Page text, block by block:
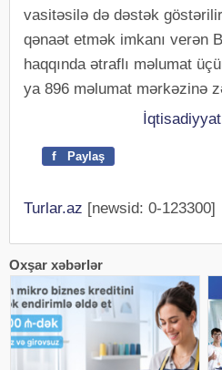
vasitəsilə də dəstək
qənaət etmək imkanı verən
haqqında ətraflı məlumat
ya 896 məlumat mərkəzinə
İqtisadiyyat
f Paylaş
Turlar.az [newsid: 0-123300]
Oxşar xəbərlər